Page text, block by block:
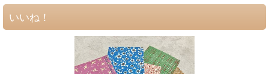
いいね！